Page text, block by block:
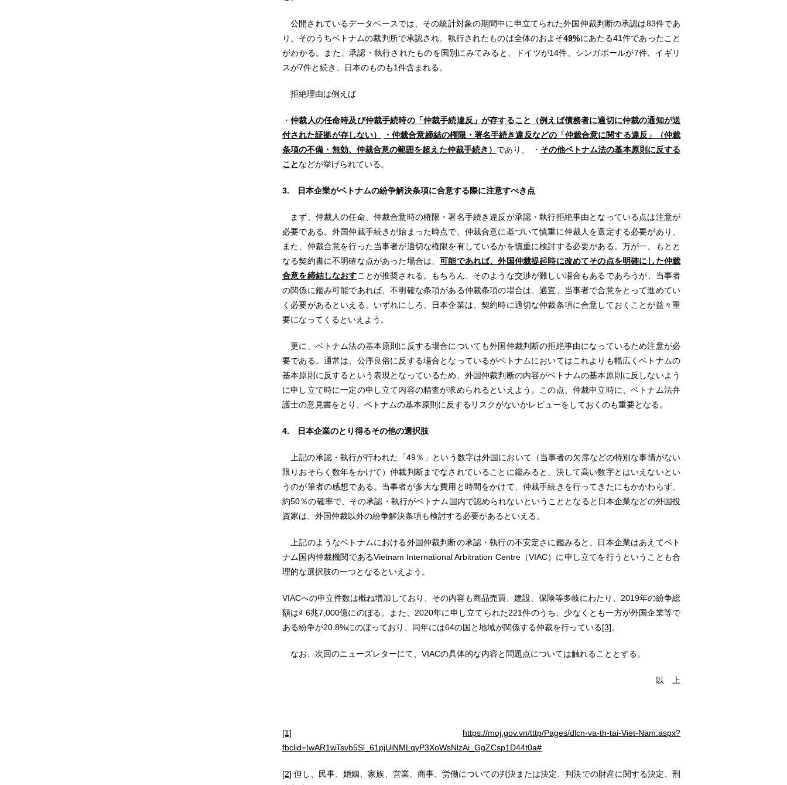
公開されているデータベースでは、その統計対象の期間中に申立てられた外国仲裁判断の承認は83件であ
り、そのうちベトナムの裁判所で承認され、執行されたものは全体のおよそ49%にあたる41件であったこと
がわかる。また、承認・執行されたものを国別にみてみると、ドイツが14件、シンガポールが7件、イギリ
スが7件と続き、日本のものも1件含まれる。
拒絶理由は例えば
・仲裁人の任命時及び仲裁手続時の「仲裁手続違反」が存すること（例えば債務者に適切に仲裁の通知が送
付された証拠が存しない）
・仲裁合意締結の権限・署名手続き違反などの「仲裁合意に関する違反」（仲裁
条項の不備・無効、仲裁合意の範囲を超えた仲裁手続き） であり、 ・ その他ベトナム法の基本原則に反する
ことなどが挙げられている。
3. 日本企業がベトナムの紛争解決条項に合意する際に注意すべき点
まず、仲裁人の任命、仲裁合意時の権限・署名手続き違反が承認・執行拒絶事由となっている点は注意が
必要である。外国仲裁手続きが始まった時点で、仲裁合意に基づいて慎重に仲裁人を選定する必要があり、
また、仲裁合意を行った当事者が適切な権限を有しているかを慎重に検討する必要がある。万が一、もとと
なる契約書に不明確な点があった場合は、可能であれば、外国仲裁提起時に改めてその点を明確にした仲裁
合意を締結しなおすことが推奨される。もちろん、そのような交渉が難しい場合もあるであろうが、当事者
の関係に鑑み可能であれば、不明確な条項がある仲裁条項の場合は、適宜、当事者で合意をとって進めてい
く必要があるといえる。いずれにしろ、日本企業は、契約時に適切な仲裁条項に合意しておくことが益々重
要になってくるといえよう。
更に、ベトナム法の基本原則に反する場合についても外国仲裁判断の拒絶事由になっているため注意が必
要である。通常は、公序良俗に反する場合となっているがベトナムにおいてはこれよりも幅広くベトナムの
基本原則に反するという表現となっているため、外国仲裁判断の内容がベトナムの基本原則に反しないよう
に申し立て時に一定の申し立て内容の精査が求められるといえよう。この点、仲裁申立時に、ベトナム法弁
護士の意見書をとり、ベトナムの基本原則に反するリスクがないかレビューをしておくのも重要となる。
4. 日本企業のとり得るその他の選択肢
上記の承認・執行が行われた「49％」という数字は外国において（当事者の欠席などの特別な事情がない
限りおそらく数年をかけて）仲裁判断までなされていることに鑑みると、決して高い数字とはいえないとい
うのが筆者の感想である。当事者が多大な費用と時間をかけて、仲裁手続きを行ってきたにもかかわらず、
約50％の確率で、その承認・執行がベトナム国内で認められないということとなると日本企業などの外国投
資家は、外国仲裁以外の紛争解決条項も検討する必要があるといえる。
上記のようなベトナムにおける外国仲裁判断の承認・執行の不安定さに鑑みると、日本企業はあえてベト
ナム国内仲裁機関であるVietnam International Arbitration Centre（VIAC）に申し立てを行うということも合
理的な選択肢の一つとなるといえよう。
VIACへの申立件数は概ね増加しており、その内容も商品売買、建設、保険等多岐にわたり、2019年の紛争総
額は₫ 6兆7,000億にのぼる。また、2020年に申し立てられた221件のうち、少なくとも一方が外国企業等で
ある紛争が20.8%にのぼっており、同年には64の国と地域が関係する仲裁を行っている[3]。
なお、次回のニューズレターにて、VIACの具体的な内容と問題点については触れることとする。
以 上
[1]
https://moj.gov.vn/tttp/Pages/dlcn-va-th-tai-Viet-Nam.aspx?
fbclid=IwAR1wTsvb5Sl_61pjUiNMLqyP3XoWsNlzAi_GgZCsp1D44t0a#
[2] 但し、民事、婚姻、家族、営業、商事、労働についての判決または決定、判決での財産に関する決定、刑